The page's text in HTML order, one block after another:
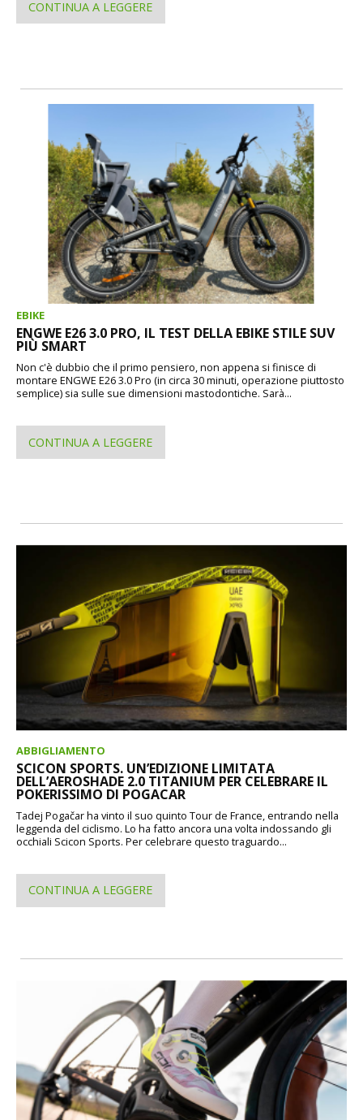
CONTINUA A LEGGERE
EBIKE
ENGWE E26 3.0 PRO, IL TEST DELLA EBIKE STILE SUV
PIÙ SMART
Non c'è dubbio che il primo pensiero, non appena si finisce di
montare ENGWE E26 3.0 Pro (in circa 30 minuti, operazione piuttosto
semplice) sia sulle sue dimensioni mastodontiche. Sarà...
CONTINUA A LEGGERE
ABBIGLIAMENTO
SCICON SPORTS. UN’EDIZIONE LIMITATA
DELL’AEROSHADE 2.0 TITANIUM PER CELEBRARE IL
POKERISSIMO DI POGACAR
Tadej Pogačar ha vinto il suo quinto Tour de France, entrando nella
leggenda del ciclismo. Lo ha fatto ancora una volta indossando gli
occhiali Scicon Sports. Per celebrare questo traguardo...
CONTINUA A LEGGERE